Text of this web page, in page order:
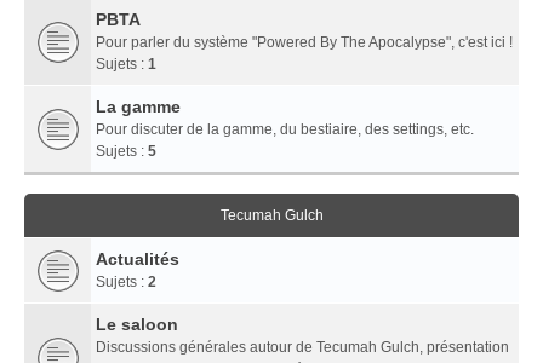
PBTA
Pour parler du système "Powered By The Apocalypse", c'est ici !
Sujets : 1
La gamme
Pour discuter de la gamme, du bestiaire, des settings, etc.
Sujets : 5
Tecumah Gulch
Actualités
Sujets : 2
Le saloon
Discussions générales autour de Tecumah Gulch, présentation